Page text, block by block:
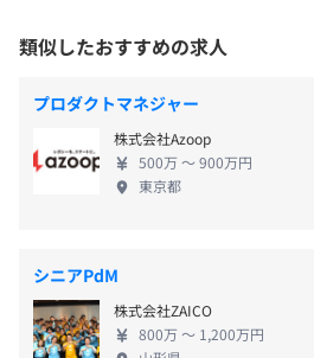
各部署で明確に評価基準が設けら
定。給与に反映されます。
マネージメントスキルや、コミュ
ど、一見数値にしにくい個人の能
東京メトロ丸ノ内線「西新宿駅」
平均残業時間：平均20時間／月
・完全週休2日制（土・日）
・祝日
・年末年始休暇
※年間休日約120日
です。 またCFPコンサルティングは、世の中から
『嘘の広告』をなくしたい！そ
『ミッション・ビジョン』を再
なって取り組んでいます。 【ミッション】 世界の分
配のロジックに変革をもたらし
も、もっと売れる」世界に 【ビジョン】 「AI × デ
ジタルマーケティング」の力
目指すミッション・ビジョンを
は、社員に対する投資も惜しま
外セミナー参加の推奨、最新技
購入補助、 オンライン学習サー
類似したおすすめの求人
プロダクトマネジャー
株式会社Azoop
500万 〜 900万円
東京都
シニアPdM
株式会社ZAICO
800万 〜 1,200万円